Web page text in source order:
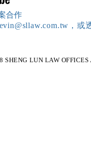
合作
，
LUN LAW